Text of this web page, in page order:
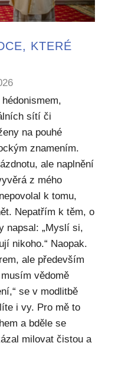
KTERÉ
sítí či
na pouhé
znamením.
ale naplnění
z mého
k tomu,
Nepatřím k těm, o
napsal: „Myslí si,
nikoho.“ Naopak.
ale především
vědomě
se v modlitbě
i vy. Pro mě to
a bděle se
milovat čistou a